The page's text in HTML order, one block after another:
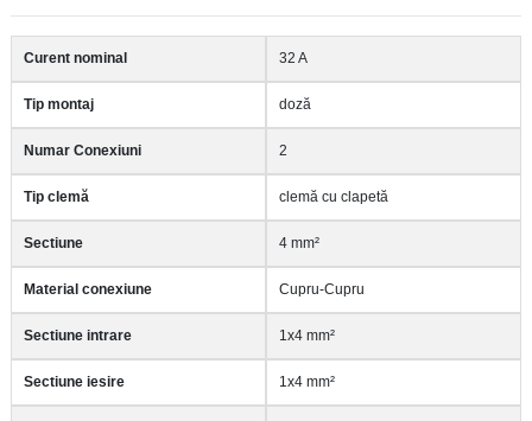
Curent nominal 32 A
Tip montaj doză
Numar Conexiuni 2
Tip clemă clemă cu clapetă
Sectiune 4 mm²
Material conexiune Cupru-Cupru
Sectiune intrare 1x4 mm²
Sectiune iesire 1x4 mm²